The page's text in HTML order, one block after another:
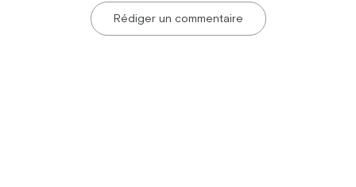
Rédiger un commentaire